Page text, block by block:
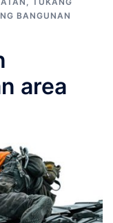
BANGUNAN
area